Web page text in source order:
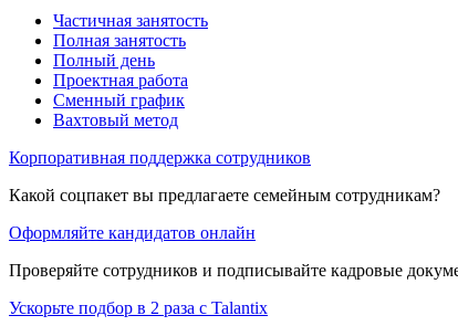
Частичная занятость
Полная занятость
Полный день
Проектная работа
Сменный график
Вахтовый метод
Корпоративная поддержка сотрудников
Какой соцпакет вы предлагаете семейным сотрудникам?
Оформляйте кандидатов онлайн
Проверяйте сотрудников и подписывайте кадровые
Ускорьте подбор в 2 раза с Talantix